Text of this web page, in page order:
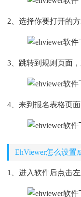
2、选择你要打开的
3、跳转到规则页面
4、来到报名表格页
EhViewer怎么设置
1、进入软件后点击